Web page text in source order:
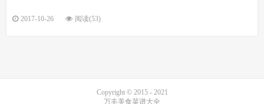
2017-10-26 阅读(53)
Copyright © 2015 - 2021
万丰美食菜谱大全